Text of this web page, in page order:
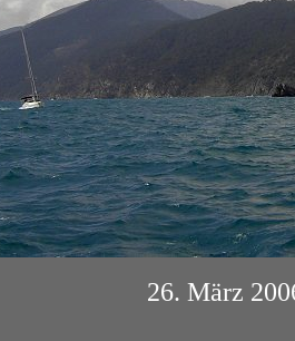
26. März